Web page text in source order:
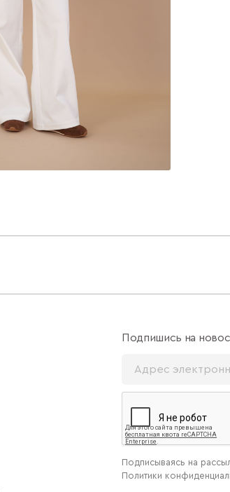
Подпишись на
Подписываясь на
Политики